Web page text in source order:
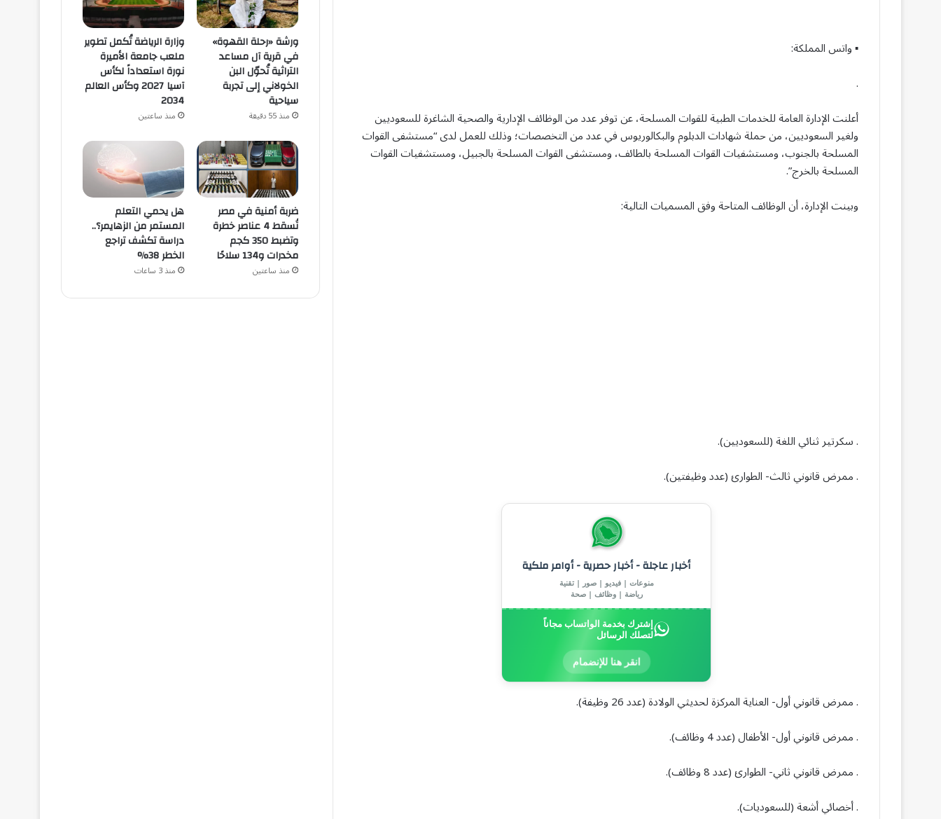
▪︎ واتس المملكة:
.
أعلنت الإدارة العامة للخدمات الطبية للقوات المسلحة، عن توفر عدد من الوظائف الإدارية والصحية الشاغرة للسعوديين
ولغير السعوديين، من حملة شهادات الدبلوم والبكالوريوس في عدد من التخصصات؛ وذلك للعمل لدى “مستشفى القوات
المسلحة بالجنوب، ومستشفيات القوات المسلحة بالطائف، ومستشفى القوات المسلحة بالجبيل، ومستشفيات القوات
المسلحة بالخرج”.
وبينت الإدارة، أن الوظائف المتاحة وفق المسميات التالية:
. سكرتير ثنائي اللغة (للسعوديين).
. ممرض قانوني ثالث- الطوارئ (عدد وظيفتين).
أخبار عاجلة - أخبار حصرية - أوامر ملكية
منوعات | فيديو | صور | تقنية
رياضة | وظائف | صحة
إشترك بخدمة الواتساب مجاناً
لتصلك الرسائل
انقر هنا للإنضمام
. ممرض قانوني أول- العناية المركزة لحديثي الولادة (عدد 26 وظيفة).
. ممرض قانوني أول- الأطفال (عدد 4 وظائف).
. ممرض قانوني ثاني- الطوارئ (عدد 8 وظائف).
. أخصائي أشعة (للسعوديات).
ورشة «رحلة القهوة»
في قرية آل مساعد
التراثية تُحوّل البن
الخولاني إلى تجربة
سياحية
منذ 55 دقيقة
وزارة الرياضة تُكمل تطوير
ملعب جامعة الأميرة
نورة استعداداً لكأس
آسيا 2027 وكأس العالم
2034
منذ ساعتين
ضربة أمنية في مصر
تُسقط 4 عناصر خطرة
وتضبط 350 كجم
مخدرات و134 سلاحًا
منذ ساعتين
هل يحمي التعلم
المستمر من الزهايمر؟..
دراسة تكشف تراجع
الخطر 38%
منذ 3 ساعات